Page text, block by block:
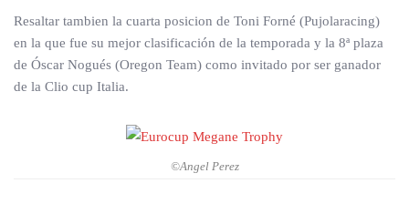
Resaltar tambien la cuarta posicion de Toni Forné (Pujolaracing)
en la que fue su mejor clasificación de la temporada y la 8ª plaza
de Óscar Nogués (Oregon Team) como invitado por ser ganador
de la Clio cup Italia.
©Angel Perez